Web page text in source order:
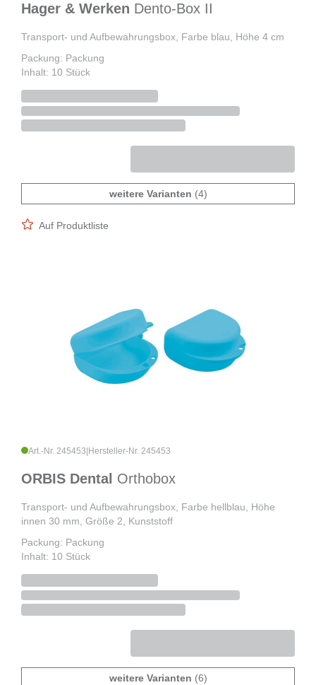
Hager & Werken Dento-Box II
Transport- und Aufbewahrungsbox, Farbe blau, Höhe 4 cm
Packung: Packung
Inhalt: 10 Stück
weitere Varianten (4)
Auf Produktliste
Art.-Nr. 245453 Hersteller-Nr. 245453
ORBIS Dental Orthobox
Transport- und Aufbewahrungsbox, Farbe hellblau, Höhe
innen 30 mm, Größe 2, Kunststoff
Packung: Packung
Inhalt: 10 Stück
weitere Varianten (6)